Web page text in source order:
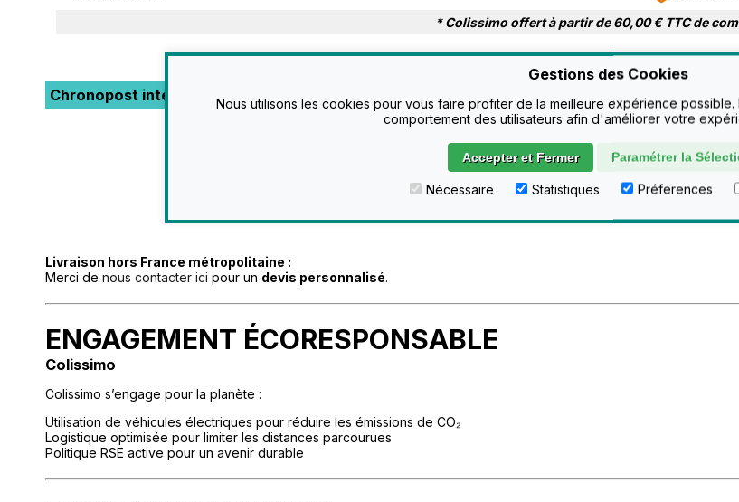
* Colissimo offert à partir de 60,00 € TTC de
Chronopost international :
Mode de livraison Poids du colis Délai Tarif
< 1,5 kg
24h à 48h
1,5 à 9 kg 24h à 48h
Livraison hors France métropolitaine :
Merci de nous contacter ici pour un devis personnalisé.
ENGAGEMENT ÉCORESPONSABLE
Colissimo
Colissimo s’engage pour la planète :
Utilisation de véhicules électriques pour réduire les émissions de CO₂
Logistique optimisée pour limiter les distances parcourues
Politique RSE active pour un avenir durable
Gestions des Cookies
Nous utilisons les cookies pour vous faire profiter de la meilleure expérience
comportement des utilisateurs afin d'améliorer votre
Accepter et Fermer Paramétrer la
Nécessaire Statistiques Préferences